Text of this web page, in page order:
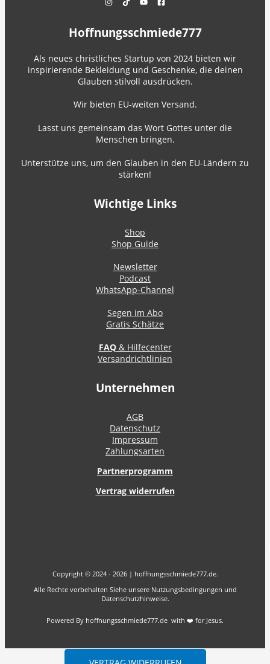
Hoffnungsschmiede777
Als neues christliches Startup von 2024 bieten wir
inspirierende Bekleidung und Geschenke, die deinen
Glauben stilvoll ausdrücken.
Wir bieten EU-weiten Versand.
Lasst uns gemeinsam das Wort Gottes unter die
Menschen bringen.
Unterstütze uns, um den Glauben in den EU-Ländern zu
stärken!
Wichtige Links
Shop
Shop Guide
Newsletter
Podcast
WhatsApp-Channel
Segen im Abo
Gratis Schätze
FAQ& Hilfecenter
Versandrichtlinien
Unternehmen
AGB
Datenschutz
Impressum
Zahlungsarten
Partnerprogramm
Vertrag widerrufen
Copyright © 2024 - 2026 | hoffnungsschmiede777.de.
Alle Rechte vorbehalten Siehe unsere Nutzungsbedingungen und
Datenschutzhinweise.
Powered By hoffnungsschmiede777.de with ❤️ for Jesus.